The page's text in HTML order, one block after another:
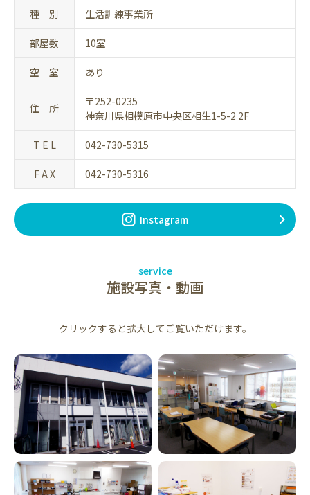
種 別 生活訓練事業所
部屋数 10室
空 室 あり
住 所
〒252-0235
神奈川県相模原市中央区相生1-5-2 2F
T E L 042-730-5315
F A X 042-730-5316
Instagram
service
施設写真・動画
クリックすると拡大してご覧いただけます。